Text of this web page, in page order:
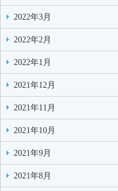
2022年3月
2022年2月
2022年1月
2021年12月
2021年11月
2021年10月
2021年9月
2021年8月